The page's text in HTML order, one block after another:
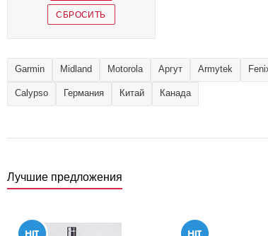
Garmin Midland Motorola Аргут Armytek
Calypso Германия Китай Канада
Лучшие предложения